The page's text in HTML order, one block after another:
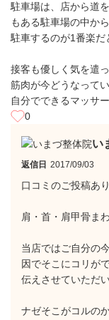
駐車場は、店から道
もある駐車場の中か
駐車するのが1番楽
接客も優しく気を遣
筋肉が今どうなって
自分でできるマッサ
0
い
返信日 2017/09/03
口コミのご投稿あ
肩・首・肩甲骨ま
当店ではご自分の
因でそこにコリが
伝えさせていただい
ナゼそこがコルの